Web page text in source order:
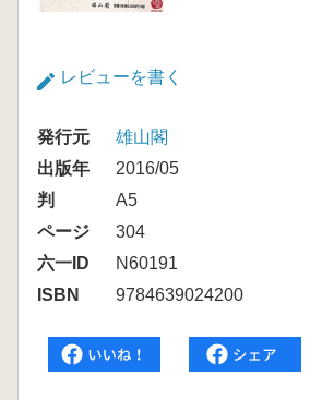
レビューを書く
発行元
雄山閣
出版年
2016/05
判
A5
ページ
304
六一ID
N60191
ISBN
9784639024200